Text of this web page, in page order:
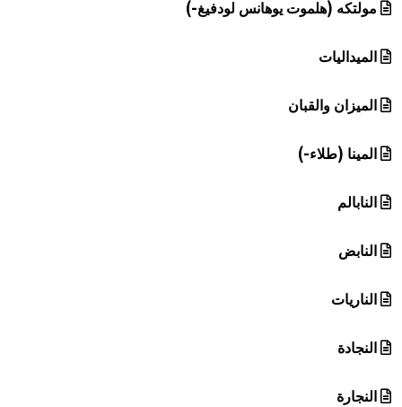
مولتكه (هلموت يوهانس لودفيغ-)
الميداليات
الميزان والقبان
المينا (طلاء-)
النابالم
النابض
الناريات
النجادة
النجارة